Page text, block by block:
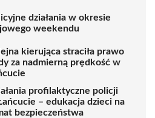
działania w okresie
weekendu
kierująca straciła prawo
za nadmierną prędkość w
profilaktyczne policji
– edukacja dzieci na
bezpieczeństwa